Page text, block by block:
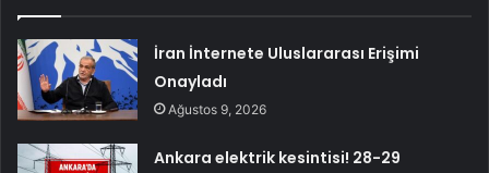
İran İnternete Uluslararası Erişimi
Onayladı
Ağustos 9, 2026
Ankara elektrik kesintisi! 28-29